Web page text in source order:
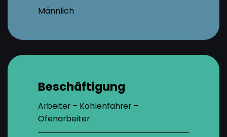
Männlich
Beschäftigung
Arbeiter – Kohlenfahrer –
Ofenarbeiter